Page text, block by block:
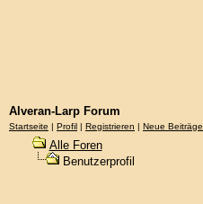
Alveran-Larp Forum
Startseite | Profil | Registrieren | Neue Beiträge
Alle Foren
Benutzerprofil